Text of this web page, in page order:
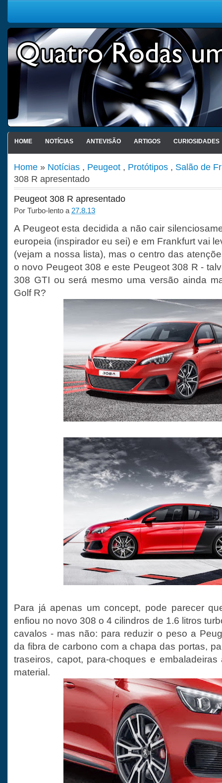
HOME NOTÍCIAS ANTEVISÃO ARTIGOS CURIOSIDADES
Home » Notícias , Peugeot , Protótipos , Salão de
308 R apresentado
Peugeot 308 R apresentado
Por Turbo-lento a 27.8.13
A Peugeot esta decidida a não cair
europeia (inspirador eu sei) e em Frankfurt vai
(vejam a nossa lista), mas o centro das
o novo Peugeot 308 e este Peugeot 308 R -
308 GTI ou será mesmo uma versão ainda
Golf R?
Para já apenas um concept, pode parecer
enfiou no novo 308 o 4 cilindros de 1.6 litros
cavalos - mas não: para reduzir o peso a
da fibra de carbono com a chapa das portas,
traseiros, capot, para-choques e
material.